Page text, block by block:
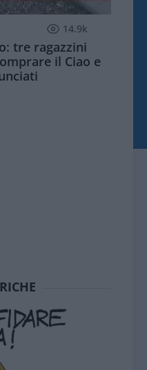
14.9k
tre ragazzini
il Ciao e